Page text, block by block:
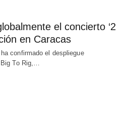
el concierto ‘2
en Caracas
confirmado el despliegue
To Rig,…